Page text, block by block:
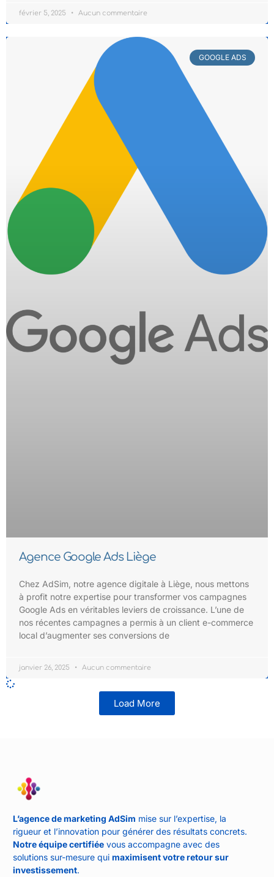
février 5, 2025 Aucun commentaire
GOOGLE ADS
Agence Google Ads Liège
Chez AdSim, notre agence digitale à Liège, nous mettons
à profit notre expertise pour transformer vos campagnes
Google Ads en véritables leviers de croissance. L’une de
nos récentes campagnes a permis à un client e-commerce
local d’augmenter ses conversions de
janvier 26, 2025 Aucun commentaire
Load More
L’agence de marketing AdSim mise sur l’expertise, la
rigueur et l’innovation pour générer des résultats concrets.
Notre équipe certifiée vous accompagne avec des
solutions sur-mesure qui maximisent votre retour sur
investissement.